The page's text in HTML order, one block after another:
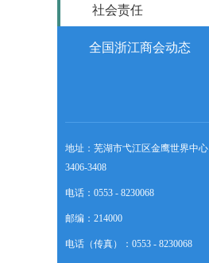
社会责任
全国浙江商会动态
地址：芜湖市弋江区金鹰世界中心
3406-3408
电话：0553 - 8230068
邮编：214000
电话（传真）：0553 - 8230068